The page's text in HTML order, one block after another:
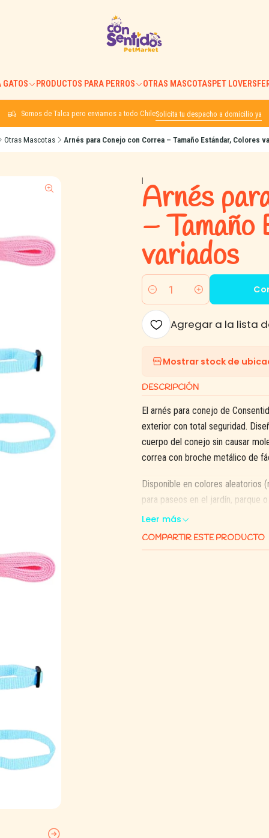
GATOS PRODUCTOS PARA PERROS OTRAS MASCOTASPET LOVERS
Somos de Talca pero enviamos a todo ChileSolicita tu despacho a domicilio ya
Otras Mascotas Arnés para Conejo con Correa – Tamaño Estándar, Colores
|Arnés
–
variados
Cantidad
Agregar a la lista
Mostrar stock de
DESCRIPCIÓN
El arnés para conejo de
exterior con total seguridad.
cuerpo del conejo sin causar
correa con broche metálico de
Disponible en colores aleatorios
para paseos en el jardín, parque
Leer más
COMPARTIR ESTE PRODUCTO